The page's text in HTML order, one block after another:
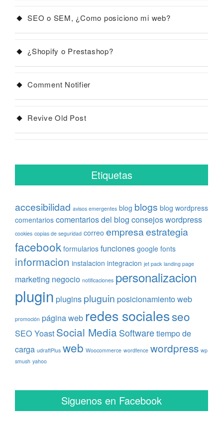
SEO o SEM, ¿Como posiciono mi web?
¿Shopify o Prestashop?
Comment Notifier
Revive Old Post
Etiquetas
accesibilidad avisos emergentes blog blogs blog wordpress
comentarios comentarios del blog consejos wordpress
cookies copias de seguridad correo empresaestrategia
facebook formularios funciones google fonts
informacion instalacion integracion jet pack landing page
marketing negocio notificaciones personalizacion
plugin plugins pluguin posicionamiento web
promoción página web redes socialesseo
SEO Yoast Social Media Softwaretiempo de
carga udraftPlus web Woocommerce wordfence wordpress wp
smush yahoo
Siguenos en Facebook